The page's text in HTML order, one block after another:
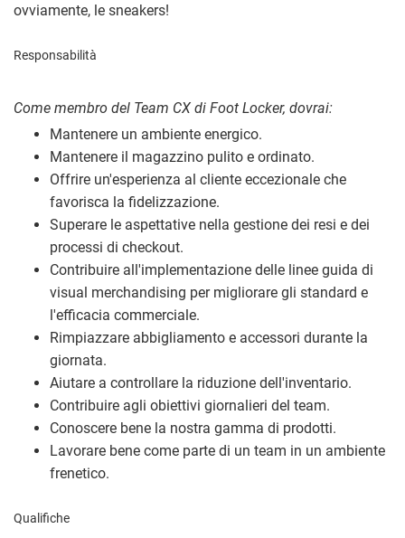
ovviamente, le sneakers!
Responsabilità
Come membro del Team CX di Foot Locker, dovrai:
Mantenere un ambiente energico.
Mantenere il magazzino pulito e ordinato.
Offrire un'esperienza al cliente eccezionale che
favorisca la fidelizzazione.
Superare le aspettative nella gestione dei resi e dei
processi di checkout.
Contribuire all'implementazione delle linee guida di
visual merchandising per migliorare gli standard e
l'efficacia commerciale.
Rimpiazzare abbigliamento e accessori durante la
giornata.
Aiutare a controllare la riduzione dell'inventario.
Contribuire agli obiettivi giornalieri del team.
Conoscere bene la nostra gamma di prodotti.
Lavorare bene come parte di un team in un ambiente
frenetico.
Qualifiche